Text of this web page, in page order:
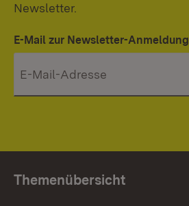
Newsletter.
E-Mail zur Newsletter-Anmeldung
Themenübersicht